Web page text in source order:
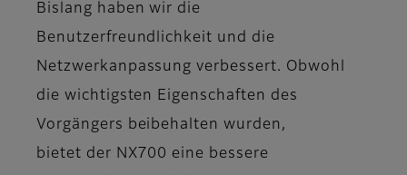
Bislang haben wir die
Benutzerfreundlichkeit und die
Netzwerkanpassung verbessert. Obwohl
die wichtigsten Eigenschaften des
Vorgängers beibehalten wurden,
bietet der NX700 eine bessere